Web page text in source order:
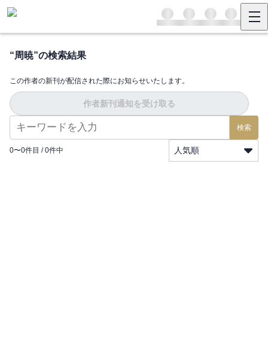
“周暁”の検索結果
この作者の新刊が配信された際にお知らせいたします。
作者新刊通知を受け取る
検索
0〜0件目 / 0件中 人気順